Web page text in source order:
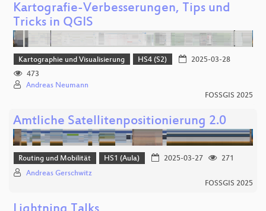
Kartografie-Verbesserungen, Tips und
Tricks in QGIS
Kartographie und Visualisierung HS4 (S2)
2025-03-28
473
Andreas Neumann
FOSSGIS 2025
Amtliche Satellitenpositionierung 2.0
Routing und Mobilität HS1 (Aula) 2025-03-27
271
Andreas Gerschwitz
FOSSGIS 2025